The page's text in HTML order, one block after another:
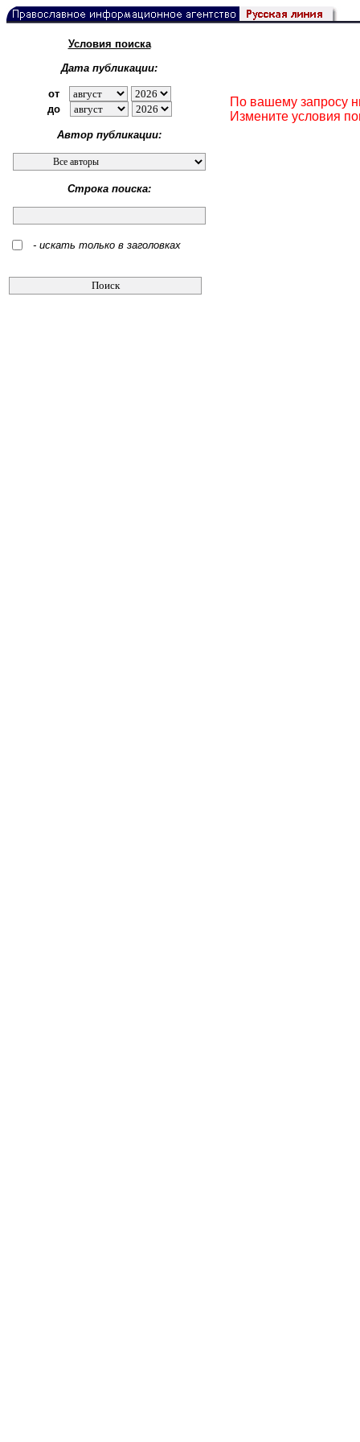
Условия поиска
Дата публикации:
от
до
Автор публикации:
Строка поиска:
- искать только в заголовках
По вашему запросу
Измените условия